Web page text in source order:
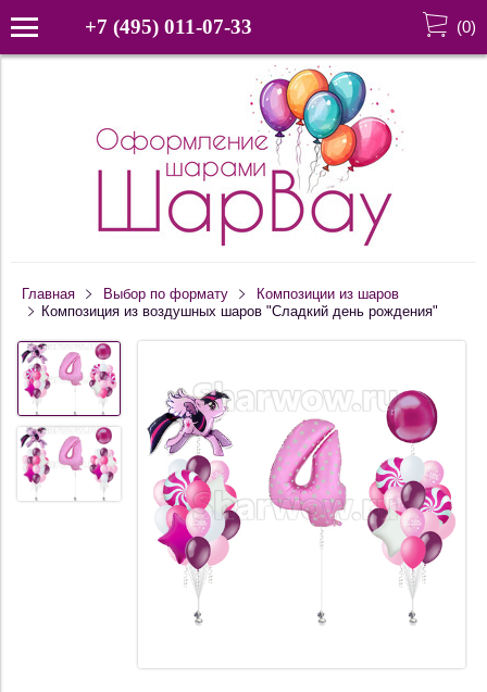
+7 (495) 011-07-33 (0)
Главная Выбор по формату
Композиции из шаров
Композиция из воздушных шаров "Сладкий день рождения"